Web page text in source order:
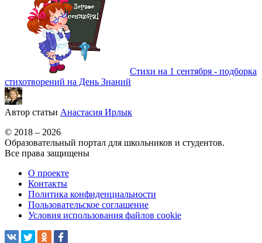
Стихи на 1 сентября - подборка
стихотворений на День Знаний
Автор статьи Анастасия Ирлык
© 2018 – 2026
Образовательный портал для школьников и студентов.
Все права защищены
О проекте
Контакты
Политика конфиденциальности
Пользовательское соглашение
Условия использования файлов cookie